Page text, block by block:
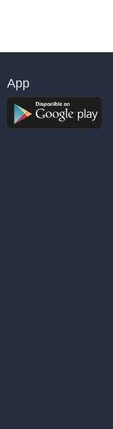
App